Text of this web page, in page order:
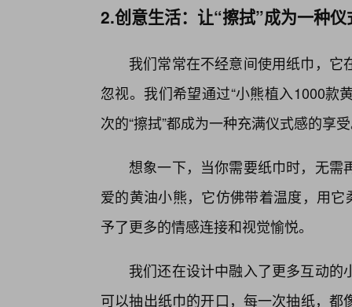
2.创意生活：让“擦拭”成为一种仪
我们常常在不经意间使用纸巾，
忽视。我们希望通过“小熊植入1000款
次的“擦拭”都成为一种充满仪式感的享
想象一下，当你需要纸巾时，无需
爱的黄油小熊，它仿佛带着温度，用
予了更多的情感连接和视觉愉悦。
我们还在设计中融入了更多互动
可以抽出纸巾的开口，每一次抽纸，